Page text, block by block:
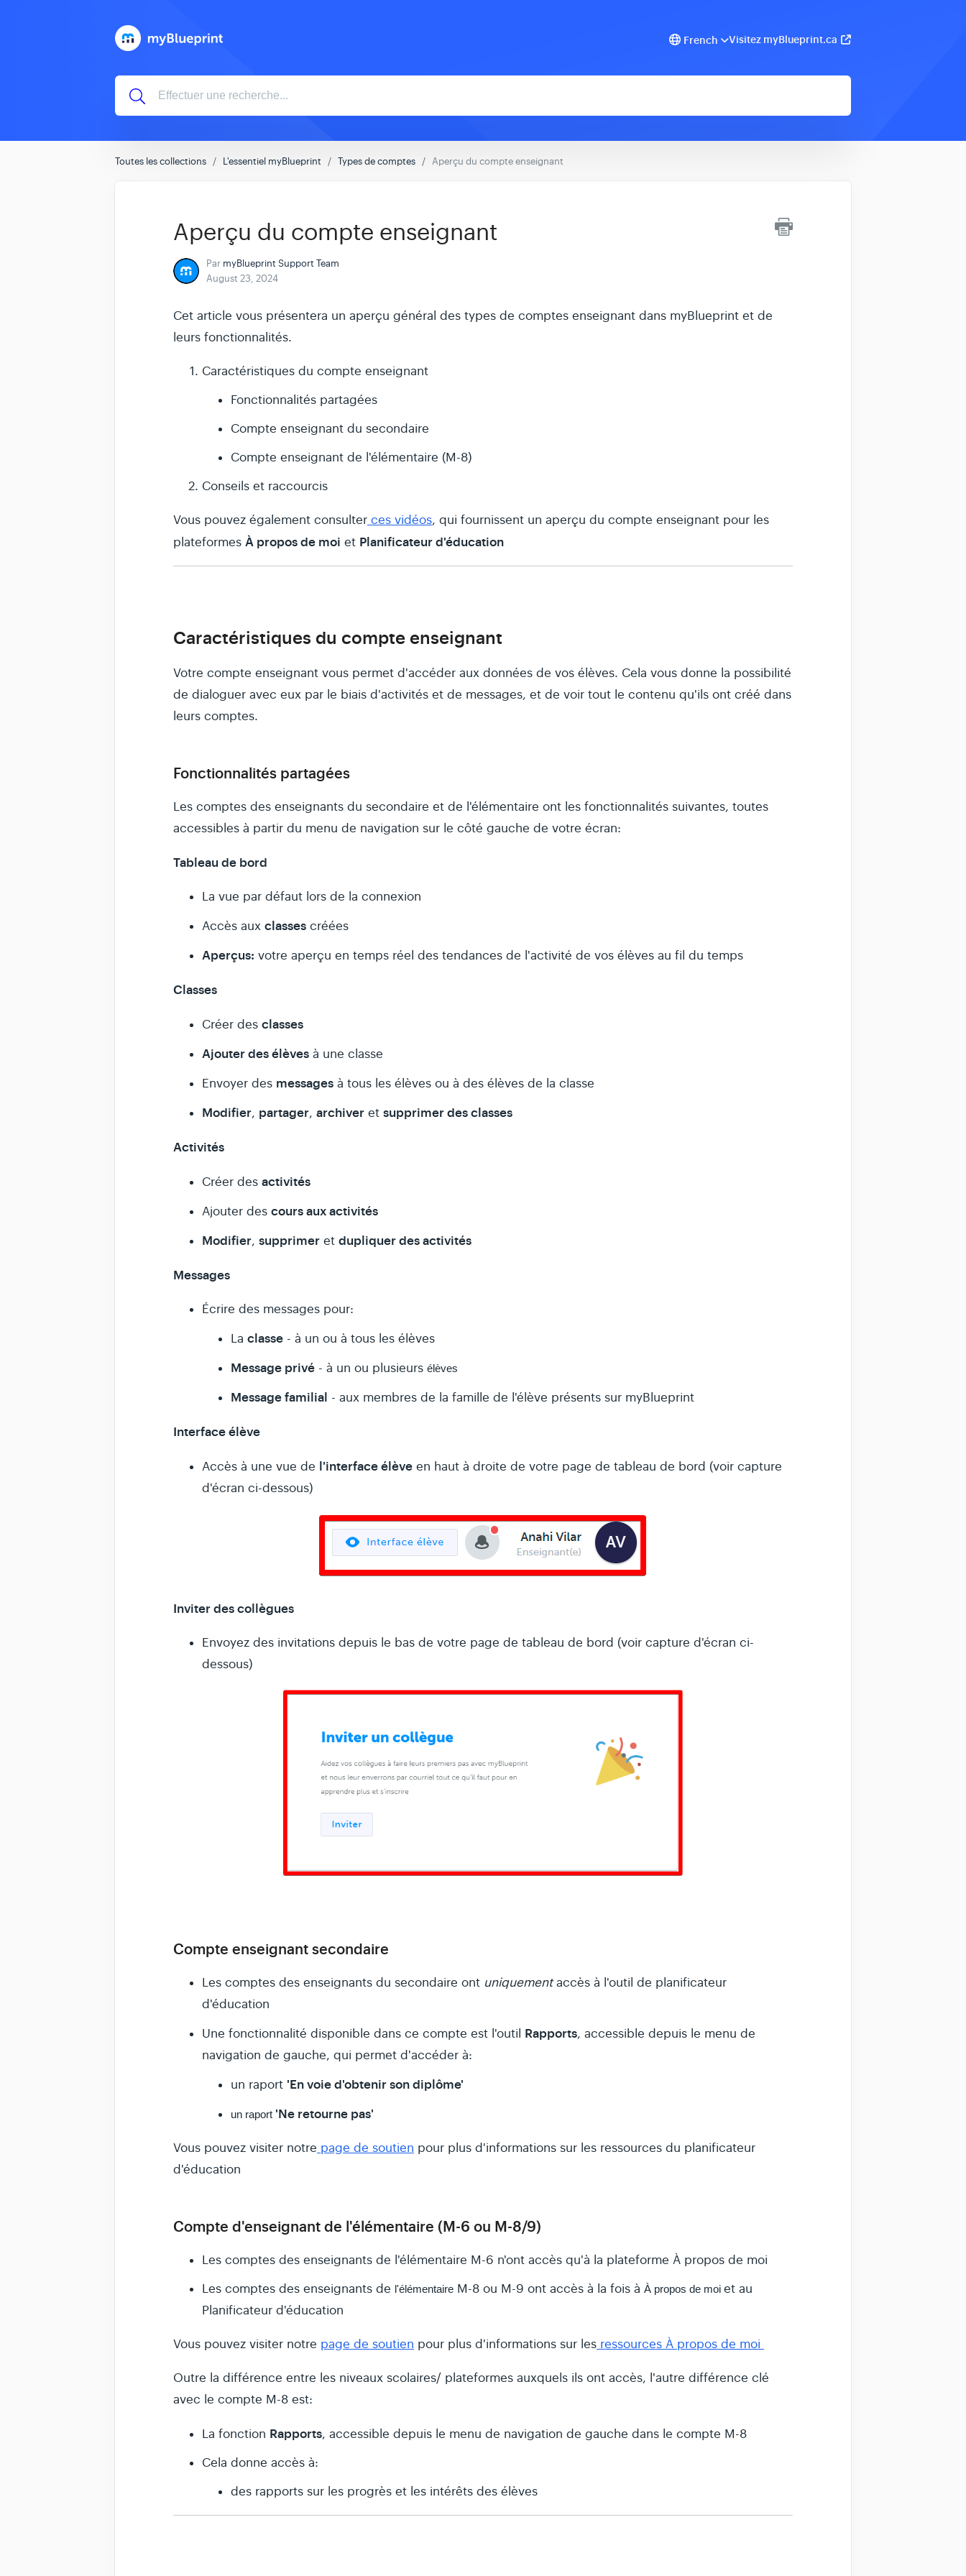
French Visitez myBlueprint.ca
Toutes les collections L'essentiel myBlueprint Types de comptes Aperçu du compte enseignant
Aperçu du compte enseignant
Par myBlueprint Support Team
August 23, 2024
Cet article vous présentera un aperçu général des types de comptes enseignant dans myBlueprint et de
leurs fonctionnalités.
Caractéristiques du compte enseignant
Fonctionnalités partagées
Compte enseignant du secondaire
Compte enseignant de l'élémentaire (M-8)
Conseils et raccourcis
Vous pouvez également consulter ces vidéos, qui fournissent un aperçu du compte enseignant pour les
plateformes À propos de moi et Planificateur d'éducation
Caractéristiques du compte enseignant
Votre compte enseignant vous permet d'accéder aux données de vos élèves. Cela vous donne la possibilité
de dialoguer avec eux par le biais d'activités et de messages, et de voir tout le contenu qu'ils ont créé dans
leurs comptes.
Fonctionnalités partagées
Les comptes des enseignants du secondaire et de l'élémentaire ont les fonctionnalités suivantes, toutes
accessibles à partir du menu de navigation sur le côté gauche de votre écran:
Tableau de bord
La vue par défaut lors de la connexion
Accès aux classes créées
Aperçus: votre aperçu en temps réel des tendances de l'activité de vos élèves au fil du temps
Classes
Créer des classes
Ajouter des élèves à une classe
Envoyer des messages à tous les élèves ou à des élèves de la classe
Modifier, partager, archiver et supprimer des classes
Activités
Créer des activités
Ajouter des cours aux activités
Modifier, supprimer et dupliquer des activités
Messages
Écrire des messages pour:
La classe - à un ou à tous les élèves
Message privé - à un ou plusieurs élèves
Message familial - aux membres de la famille de l'élève présents sur myBlueprint
Interface élève
Accès à une vue de l'interface élève en haut à droite de votre page de tableau de bord (voir capture
d'écran ci-dessous)
Inviter des collègues
Envoyez des invitations depuis le bas de votre page de tableau de bord (voir capture d'écran ci-
dessous)
Compte enseignant secondaire
Les comptes des enseignants du secondaire ont uniquementaccès à l'outil de planificateur
d'éducation
Une fonctionnalité disponible dans ce compte est l'outil Rapports, accessible depuis le menu de
navigation de gauche, qui permet d'accéder à:
un raport 'En voie d'obtenir son diplôme'
un raport 'Ne retourne pas'
Vous pouvez visiter notre page de soutien pour plus d'informations sur les ressources du planificateur
d'éducation
Compte d'enseignant de l'élémentaire (M-6 ou M-8/9)
Les comptes des enseignants de l'élémentaire M-6 n'ont accès qu'à la plateforme À propos de moi
Les comptes des enseignants de l'élémentaire M-8 ou M-9 ont accès à la fois à À propos de moi et au
Planificateur d'éducation
Vous pouvez visiter notre page de soutien pour plus d'informations sur les ressources À propos de moi
Outre la différence entre les niveaux scolaires/ plateformes auxquels ils ont accès, l'autre différence clé
avec le compte M-8 est:
La fonction Rapports, accessible depuis le menu de navigation de gauche dans le compte M-8
Cela donne accès à:
des rapports sur les progrès et les intérêts des élèves